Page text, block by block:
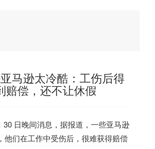
马逊太冷酷：工伤后得
赔偿，还不让休假
30 日晚间消息，据报道，一些亚马逊
他们在工作中受伤后，很难获得赔偿